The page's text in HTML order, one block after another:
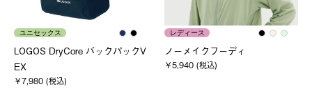
ユニセックス
LOGOS DryCore バックパックV
EX
￥7,980 (税込)
レディース
ノーメイクフーディ
￥5,940 (税込)